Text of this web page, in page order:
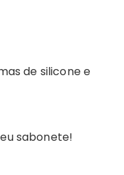
de silicone e
sabonete!